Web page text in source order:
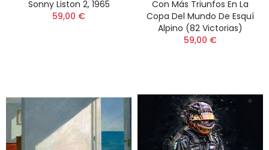
Sonny Liston 2, 1965
59,00 €
Con Más Triunfos En La
Copa Del Mundo De Esquí
Alpino (82 Victorias)
59,00 €